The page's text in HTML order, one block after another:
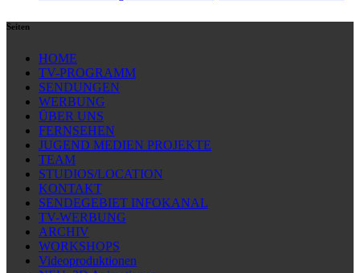
Seiten
HOME
TV-PROGRAMM
SENDUNGEN
WERBUNG
ÜBER UNS
FERNSEHEN
JUGEND MEDIEN PROJEKTE
TEAM
STUDIOS/LOCATION
KONTAKT
SENDEGEBIET INFOKANAL
TV-WERBUNG
ARCHIV
WORKSHOPS
Videoproduktionen